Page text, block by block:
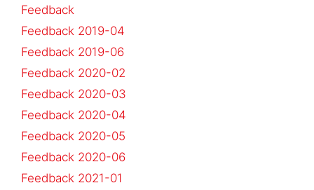
Feedback
Feedback 2019-04
Feedback 2019-06
Feedback 2020-02
Feedback 2020-03
Feedback 2020-04
Feedback 2020-05
Feedback 2020-06
Feedback 2021-01